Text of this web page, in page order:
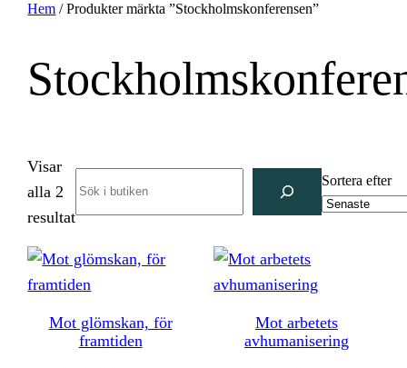
Hem / Produkter märkta ”Stockholmskonferensen”
Visar
alla 2
resultatSortera
senaste
Sortera efter
Mot glömskan, för
framtiden
Mot arbetets
avhumanisering